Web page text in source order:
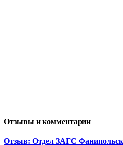
Отзывы и комментарии
Отзыв: Отдел ЗАГС